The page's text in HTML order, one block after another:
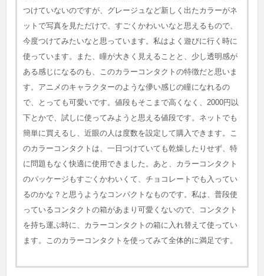
つけていないのですが、グレージュなど新しく出たカラーがネ
ットで写真を見ただけで、すごくかわいいなと思えるもので、
今度つけてみたいなと思っています。私はよく遊びに行く時に
使っています。また、瞳が大きく見えることと、少し透明感が
ある感じになるのも、このカラーコンタクトの特徴だと思いま
す。アニメのキャラクターのような儚い感じの瞳になれるの
で、とっても可愛いです。値段もそこまで高くなく、2000円以
下とかで、試しに使ってみようと思える値段です。ネットでも
簡単に買えるし、近眼の人は度数を設定して購入できます。こ
のカラーコンタクトは、一日つけていても乾燥したりせず、特
に問題もなく快適に使用できました。あと、カラーコンタクト
のパッケージもすごくかわいくて、チョコレートでも入ってい
るのかな？と思うようなコンパクトなものです。私は、普段使
っているコンタクトの箱があまり可愛くないので、コンタクト
を持ち運ぶ時に、カラーコンタクトの箱に入れ替えて使ってい
ます。このカラーコンタクトを使ってみて全体的に満足です。